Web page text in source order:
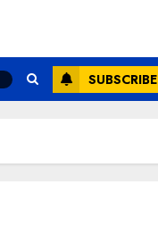
SUBSCRIBE